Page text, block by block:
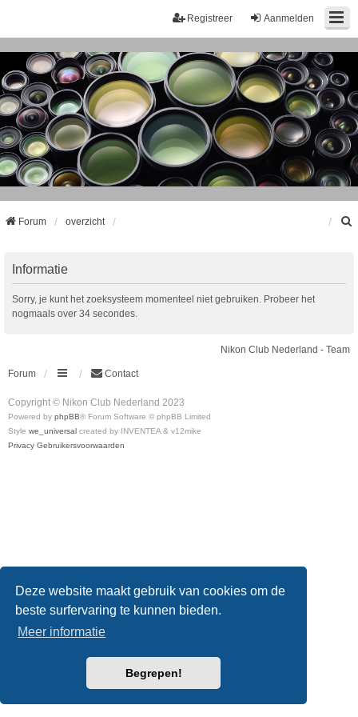
Deze website maakt gebruik van cookies om de
beste surfervaring te kunnen bieden.
Meer informatie
Begrepen!
Aanmelden
Registreer
Forum overzicht
Informatie
Sorry, je kunt het zoeksysteem momenteel niet gebruiken. Probeer het
nogmaals over 34 secondes.
Nikon Club Nederland - Team
Forum Contact
Copyright © Nikon Club Nederland 2023
Powered by phpBB® Forum Software © phpBB Limited
Style we_universal created by INVENTEA & v12mike
Privacy Gebruikersvoorwaarden